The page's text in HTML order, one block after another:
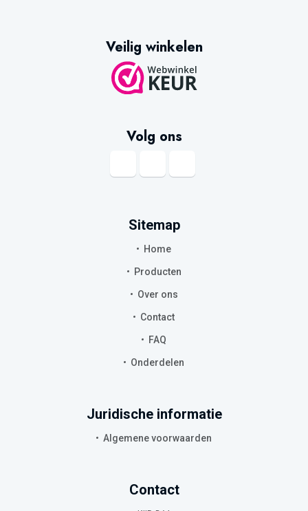
Veilig winkelen
Volg ons
Sitemap
Home
Producten
Over ons
Contact
FAQ
Onderdelen
Juridische informatie
Algemene voorwaarden
Contact